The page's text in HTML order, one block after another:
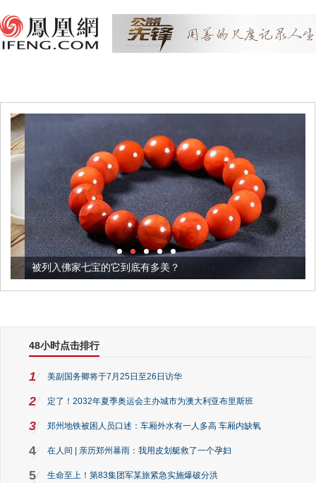
被列入佛家七宝的它到底有多美？
48小时点击排行
1 美副国务卿将于7月25日至26日访华
2 定了！2032年夏季奥运会主办城市为澳大利亚布里斯班
3 郑州地铁被困人员口述：车厢外水有一人多高 车厢内缺氧
4 在人间 | 亲历郑州暴雨：我用皮划艇救了一个孕妇
5 生命至上！第83集团军某旅紧急实施爆破分洪